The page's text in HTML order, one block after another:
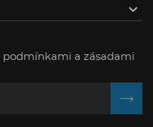

a zásadami